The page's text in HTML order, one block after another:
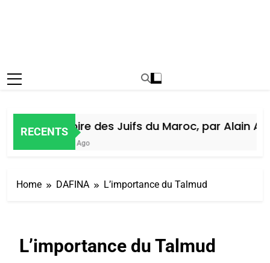
RECENTS
Histoire des Juifs du Maroc, par Alain
5 Jours Ago
Home DAFINA L’importance du Talmud
L’importance du Talmud